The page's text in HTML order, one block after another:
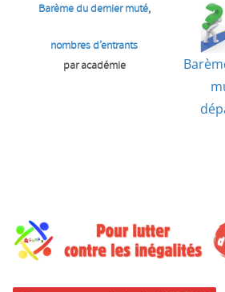
Barème du dernier muté,
nombres d’entrants
par académie